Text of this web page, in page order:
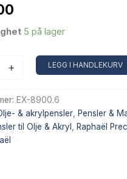
5 på lager
+ LEGG I HANDLEKURV
EX-8900.6
& akrylpensler, Pensler &
til Olje & Akryl , Raphaël